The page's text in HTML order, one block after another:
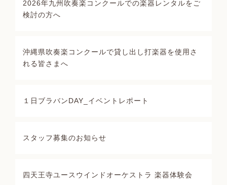
2026年九州吹奏楽コンクールでの楽器レンタルをご
検討の方へ
沖縄県吹奏楽コンクールで貸し出し打楽器を使用さ
れる皆さまへ
１日ブラバンDAY_イベントレポート
スタッフ募集のお知らせ
四天王寺ユースウインドオーケストラ 楽器体験会